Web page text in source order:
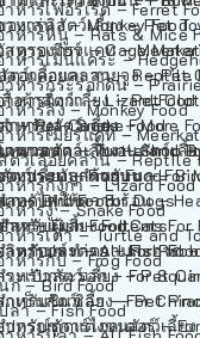
าหารเฟอร์เร็ต – Ferret
าหารหนู – Rats & Mice
าหารเม่นแคระ –
าหารกระรอกดิน –
าหารลิง – Monkey Food
าหารเมียร์แคท – Meerkat
ตว์เลี้อยคลาน – Reptile
าหารกิ้งก่า – Lizard Food
าหารงู – Snake Food
าหารเต่า – Turtle and
าหารกบ – Frog Food
ก – Bird Food
ลา – Fish Food
าหารลิง – Monkey Food
าหารเมียร์แคท –
ตว์เลี้อยคลาน – Reptile
าหารกิ้งก่า – Lizard Food
าหารงู – Snake Food
าหารเต่า – Turtle and
าหารกบ – Frog Food
ก – Bird Food
ลา – Fish Food
าหารปลา – All Fish
องเล่นสัตว์เลี้ยง – Pet
สดุรองกรง – Cage
ลอกคอและสายจูง – Pet
สื้อผ้าสัตว์เลี้ยง – Pet
ำหรับสัตว์เลี้ยง – More
ดมนอนและที่นอนสัตว์เลี้ย
องประดับสำหรับนก –
ลอดไฟให้ความร้อน –
ำหรับผู้เลี้ยง – Items For
ลิตภัณฑ์ทำความสะอาด –
ระเป๋าสัตว์เลี้ยง – Pet
ถเข็นสัตว์เลี้ยง – Pet
ปกรณ์ตัดแต่งขนสัตว์เลี้ยง
ง – Pet Cages
หมวดสัตว์เลี้ยง – Shop
ตว์เลี้ยงลูกด้วยนม – For
ำหรับสุนัข – For Dogs
ำหรับแมว – For Cats
ำหรับกระต่าย – For
ำหรับกระรอก – For
ำหรับชินชิล่า – For
ำหรับชูการ์ไกลเดอร์ –